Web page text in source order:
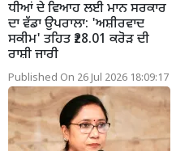
ਧੀਆਂ ਦੇ ਵਿਆਹ ਲਈ ਮਾਨ ਸਰਕਾਰ
ਦਾ ਵੱਡਾ ਉਪਰਾਲਾ: 'ਅਸ਼ੀਰਵਾਦ
ਸਕੀਮ' ਤਹਿਤ ₹28.01 ਕਰੋੜ ਦੀ
ਰਾਸ਼ੀ ਜਾਰੀ
Published On 26 Jul 2026 18:09:17